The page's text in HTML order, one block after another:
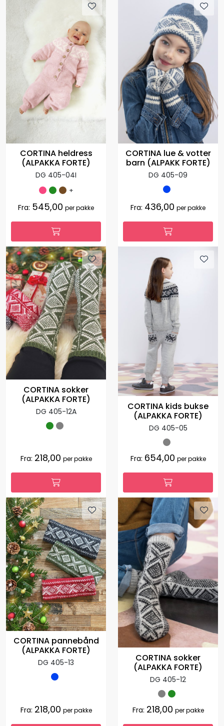
CORTINA heldress
(ALPAKKA FORTE)
DG 405-04I
+
Fra: 545,00 per pakke
CORTINA lue & votter
barn (ALPAKK FORTE)
DG 405-09
Fra: 436,00 per pakke
CORTINA sokker
(ALPAKKA FORTE)
DG 405-12A
Fra: 218,00 per pakke
CORTINA kids bukse
(ALPAKKA FORTE)
DG 405-05
Fra: 654,00 per pakke
CORTINA pannebånd
(ALPAKKA FORTE)
DG 405-13
Fra: 218,00 per pakke
CORTINA sokker
(ALPAKKA FORTE)
DG 405-12
Fra: 218,00 per pakke